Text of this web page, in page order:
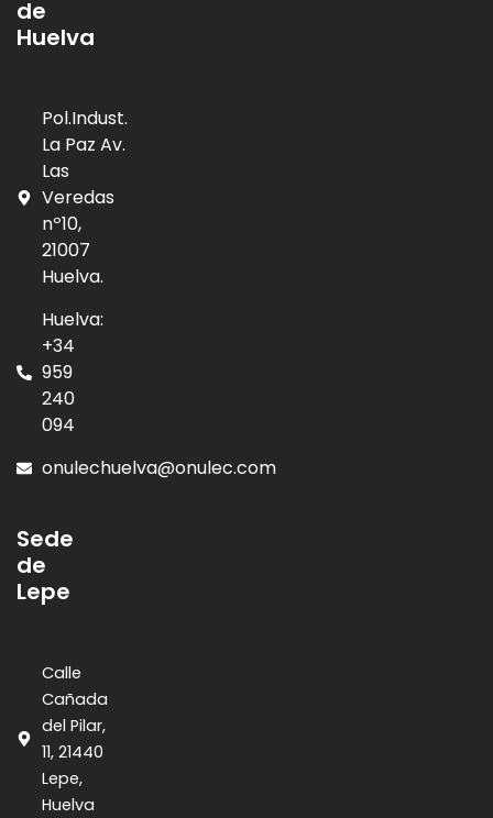
de
Huelva
Pol.Indust.
La Paz Av.
Las
Veredas
nº10,
21007
Huelva.
Huelva:
+34
959
240
094
onulechuelva@onulec.com
Sede
de
Lepe
Calle
Cañada
del Pilar,
11, 21440
Lepe,
Huelva